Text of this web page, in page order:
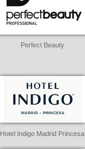
Perfect Beauty
Hotel Indigo Madrid Princesa